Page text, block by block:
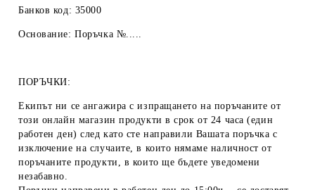
Банков код: 35000
Основание: Поръчка №.....
ПОРЪЧКИ:
Екипът ни се ангажира с изпращането на поръчаните от
този онлайн магазин продукти в срок от 24 часа (един
работен ден) след като сте направили Вашата поръчка с
изключение на случаите, в които нямаме наличност от
поръчаните продукти, в които ще бъдете уведомени
незабавно.